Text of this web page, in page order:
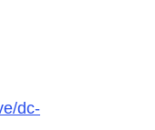
dc-